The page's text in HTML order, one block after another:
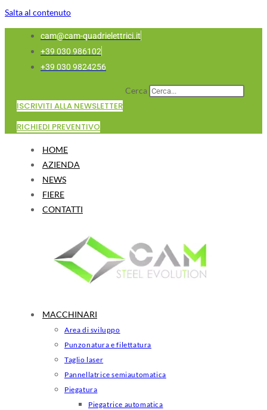
Salta al contenuto
cam@cam-quadrielettrici.it
+39 030 986102
+39 030 9824256
Cerca
ISCRIVITI ALLA NEWSLETTER
RICHIEDI PREVENTIVO
HOME
AZIENDA
NEWS
FIERE
CONTATTI
MACCHINARI
Area di sviluppo
Punzonatura e filettatura
Taglio laser
Pannellatrice semiautomatica
Piegatura
Piegatrice automatica